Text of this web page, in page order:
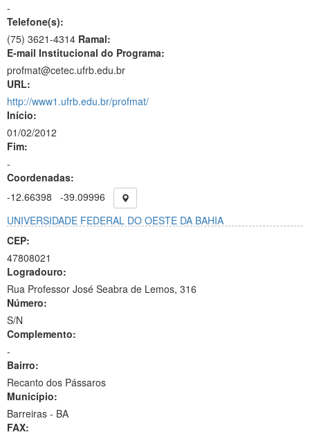
-
Telefone(s):
(75) 3621-4314 Ramal:
E-mail Institucional do Programa:
profmat@cetec.ufrb.edu.br
URL:
http://www1.ufrb.edu.br/profmat/
Início:
01/02/2012
Fim:
-
Coordenadas:
-12.66398
-39.09996
UNIVERSIDADE FEDERAL DO OESTE DA BAHIA
CEP:
47808021
Logradouro:
Rua Professor José Seabra de Lemos, 316
Número:
S/N
Complemento:
-
Bairro:
Recanto dos Pássaros
Município:
Barreiras - BA
FAX: